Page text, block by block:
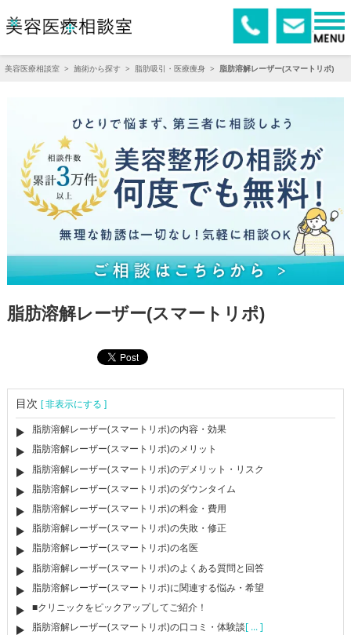
美容医療相談室 > 施術から探す > 脂肪吸引・医療痩身 > 脂肪溶解レーザー(スマートリポ)
脂肪溶解レーザー(スマートリポ)
目次[ 非表示にする ]
脂肪溶解レーザー(スマートリポ)の内容・効果
脂肪溶解レーザー(スマートリポ)のメリット
脂肪溶解レーザー(スマートリポ)のデメリット・リスク
脂肪溶解レーザー(スマートリポ)のダウンタイム
脂肪溶解レーザー(スマートリポ)の料金・費用
脂肪溶解レーザー(スマートリポ)の失敗・修正
脂肪溶解レーザー(スマートリポ)の名医
脂肪溶解レーザー(スマートリポ)のよくある質問と回答
脂肪溶解レーザー(スマートリポ)に関連する悩み・希望
■クリニックをピックアップしてご紹介！
脂肪溶解レーザー(スマートリポ)の口コミ・体験談[ ... ]